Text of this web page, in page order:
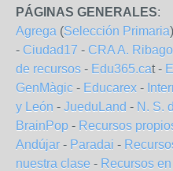
PÁGINAS GENERALES:
Agrega (Selección Primaria
- Ciudad17 - CRA A.
de recursos - Edu365.cat -
GenMàgic - Educarex -
y León - JueduLand - N. S.
BrainPop - Recursos
Andújar - Paradai -
nuestra clase - Recursos